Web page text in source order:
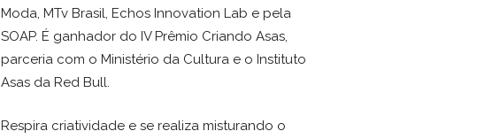
Moda, MTv Brasil, Echos Innovation Lab e pela
SOAP. É ganhador do IV Prêmio Criando Asas,
parceria com o Ministério da Cultura e o Instituto
Asas da Red Bull.
Respira criatividade e se realiza misturando o